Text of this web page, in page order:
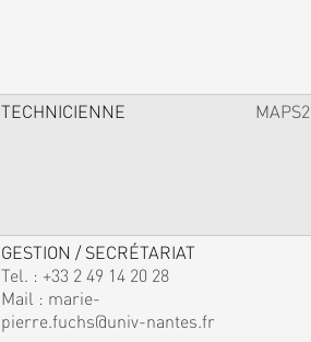
TECHNICIENNE MAPS2
GESTION / SECRÉTARIAT
Tel. : +33 2 49 14 20 28
Mail : marie-
pierre.fuchs@univ-nantes.fr